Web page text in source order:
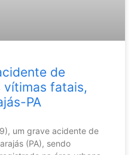
de
vítimas fatais,
PA
um grave acidente de
(PA), sendo